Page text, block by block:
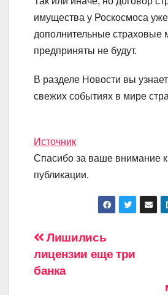
имущества у Роскосмоса уже
дополнительные страховые
предприняты не будут.
В разделе Новости вы
свежих событиях в мире
Источник
Спасибо за ваше внимание
публикации.
Навигация
по
Лишились
лицензии еще три
банка